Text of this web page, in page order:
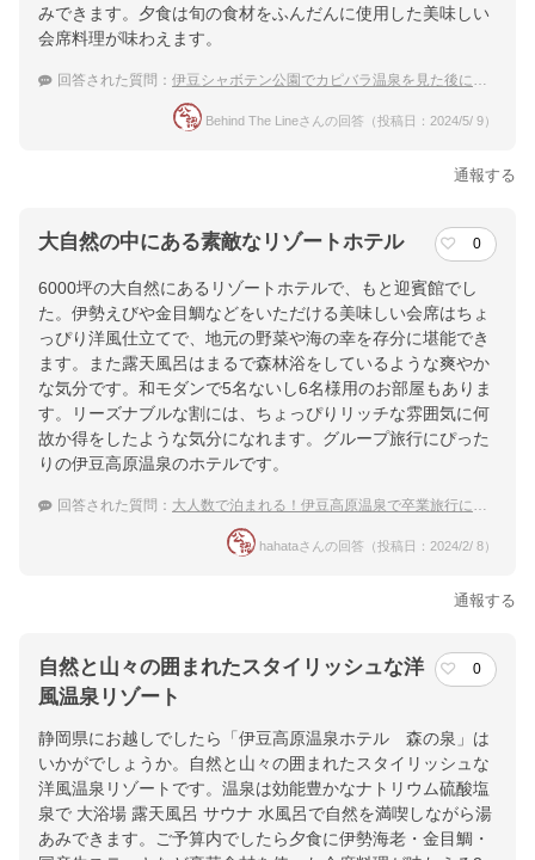
みできます。夕食は旬の食材をふんだんに使用した美味しい
会席料理が味わえます。
回答された質問： 伊豆シャボテン公園でカピバラ温泉を見た後に泊まりたい温泉宿
Behind The Lineさんの回答（投稿日：2024/5/ 9）
通報する
大自然の中にある素敵なリゾートホテル 0
6000坪の大自然にあるリゾートホテルで、もと迎賓館でし
た。伊勢えびや金目鯛などをいただける美味しい会席はちょ
っぴり洋風仕立てで、地元の野菜や海の幸を存分に堪能でき
ます。また露天風呂はまるで森林浴をしているような爽やか
な気分です。和モダンで5名ないし6名様用のお部屋もありま
す。リーズナブルな割には、ちょっぴりリッチな雰囲気に何
故か得をしたような気分になれます。グループ旅行にぴった
りの伊豆高原温泉のホテルです。
回答された質問： 大人数で泊まれる！伊豆高原温泉で卒業旅行におすすめの温泉宿は？
hahataさんの回答（投稿日：2024/2/ 8）
通報する
自然と山々の囲まれたスタイリッシュな洋
風温泉リゾート
0
静岡県にお越しでしたら「伊豆高原温泉ホテル 森の泉」は
いかがでしょうか。自然と山々の囲まれたスタイリッシュな
洋風温泉リゾートです。温泉は効能豊かなナトリウム硫酸塩
泉で 大浴場 露天風呂 サウナ 水風呂で自然を満喫しながら湯
あみできます。ご予算内でしたら夕食に伊勢海老・金目鯛・